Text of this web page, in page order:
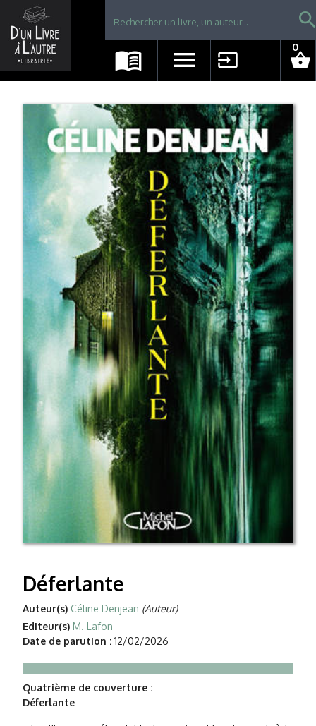
Librairie D'un livre à l'autre - Avranches
menu_book menu input shopping_basket
0
Déferlante
Auteur(s) Céline Denjean (Auteur)
Editeur(s) M. Lafon
Date de parution : 12/02/2026
Quatrième de couverture :
Déferlante